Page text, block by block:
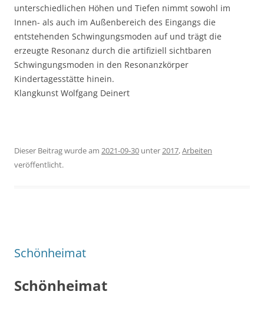
unterschiedlichen Höhen und Tiefen nimmt sowohl im
Innen- als auch im Außenbereich des Eingangs die
entstehenden Schwingungsmoden auf und trägt die
erzeugte Resonanz durch die artifiziell sichtbaren
Schwingungsmoden in den Resonanzkörper
Kindertagesstätte hinein.
Klangkunst Wolfgang Deinert
Dieser Beitrag wurde am 2021-09-30 unter2017,Arbeiten
veröffentlicht.
Schönheimat
Schönheimat